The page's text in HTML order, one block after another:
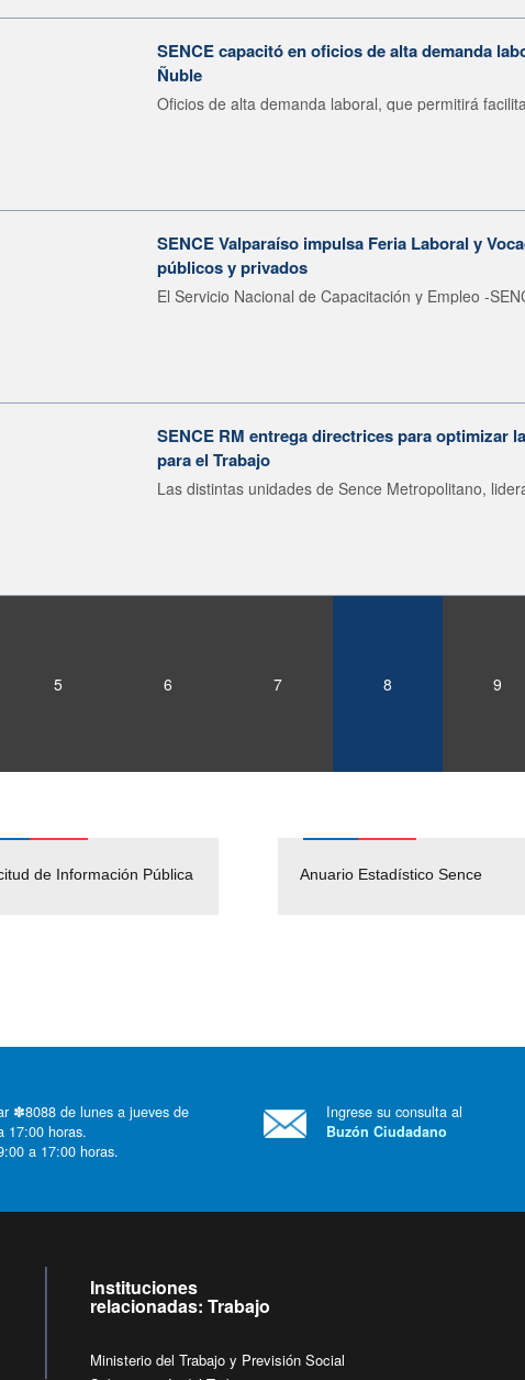
SENCE capacitó en oficios de alta demanda
Ñuble
Oficios de alta demanda laboral, que permitirá
SENCE Valparaíso impulsa Feria Laboral y
públicos y privados
El Servicio Nacional de Capacitación y Empleo -
SENCE RM entrega directrices para optimizar
para el Trabajo
Las distintas unidades de Sence Metropolitano,
5 6 7 8 9
de Información Pública Anuario Estadístico Sence
Empleos Públicos
Solicitud Audiencias y
✽8088 de lunes a jueves de
17:00 horas.
a 17:00 horas.
Ingrese su consulta al
Buzón Ciudadano
Instituciones
relacionadas: Trabajo
Ministerio del Trabajo y Previsión Social